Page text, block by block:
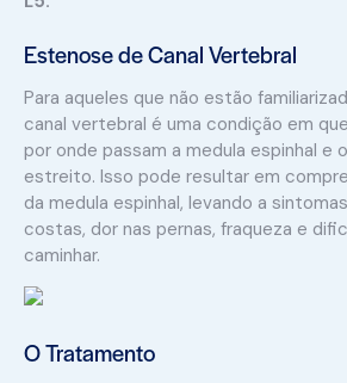
Estenose de Canal Vertebral
Para aqueles que não estão
canal vertebral é uma condição em
por onde passam a medula espinhal e
estreito. Isso pode resultar em
da medula espinhal, levando a
costas, dor nas pernas, fraqueza e
caminhar.
O Tratamento